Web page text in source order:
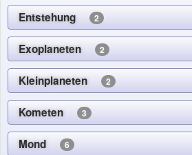
Entstehung 2
Exoplaneten 2
Kleinplaneten 2
Kometen 3
Mond 6